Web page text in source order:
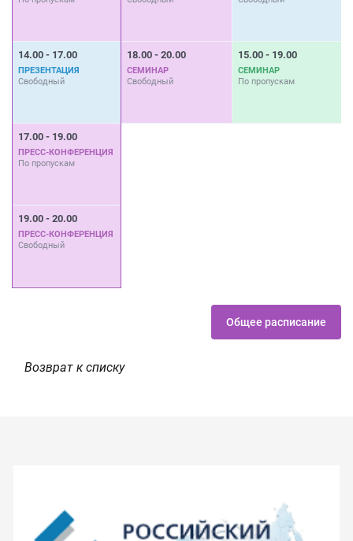
14.00 - 17.00
ПРЕЗЕНТАЦИЯ
Свободный
17.00 - 19.00
ПРЕСС-КОНФЕРЕНЦИЯ
По пропускам
19.00 - 20.00
ПРЕСС-КОНФЕРЕНЦИЯ
Свободный
18.00 - 20.00
СЕМИНАР
Свободный
15.00 - 19.00
СЕМИНАР
По пропускам
Общее расписание
Возврат к списку